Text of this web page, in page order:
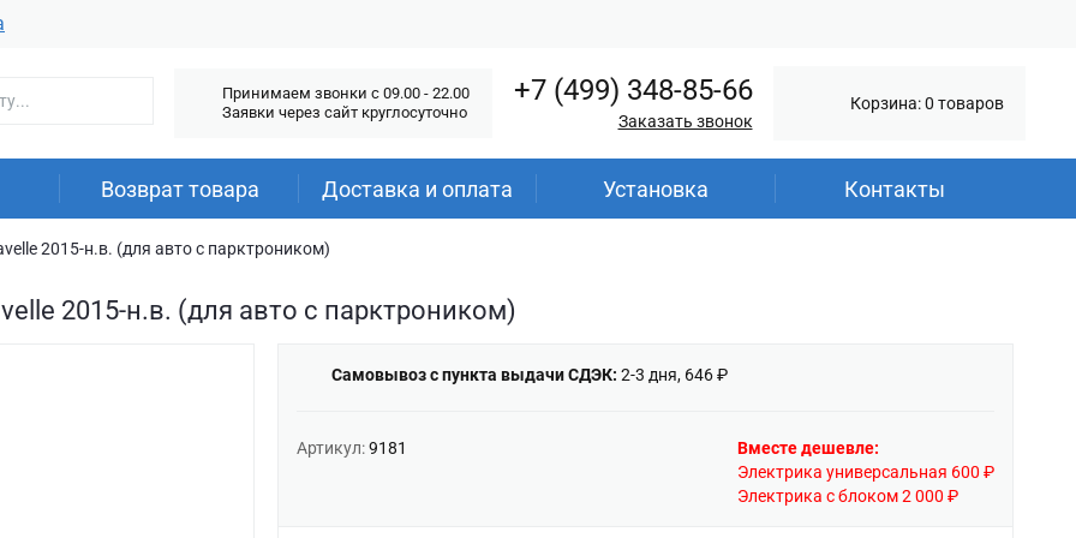
Принимаем звонки c 09.00 - 22.00
Заявки через сайт круглосуточно
+7 (499) 348-85-66
Заказать звонок
Корзина: 0 товаров
Возврат товара Доставка и оплата Установка Контакты
2015-н.в. (для авто с парктроником)
2015-н.в. (для авто с парктроником)
Самовывоз с пункта выдачи СДЭК: 2-3 дня, 646 ₽
Артикул:9181
Вместе дешевле:
Электрика универсальная 600 ₽
Электрика с блоком 2 000 ₽